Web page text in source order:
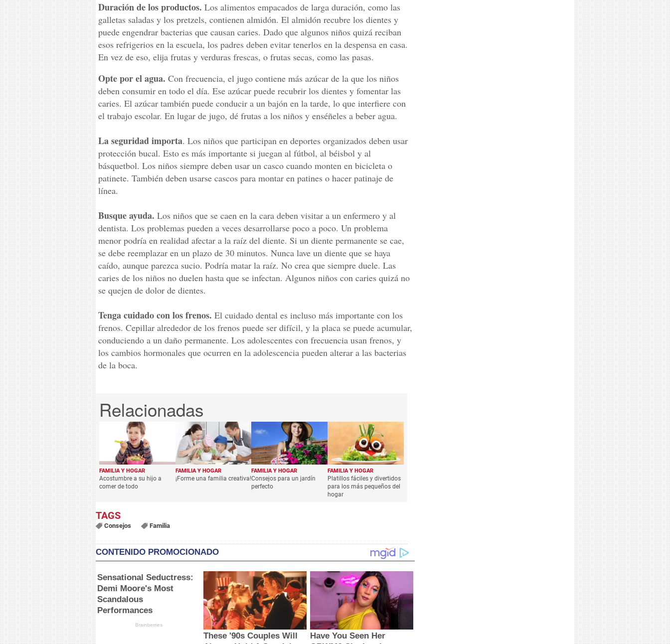
Duración de los productos. Los alimentos empacados de larga duración, como las
galletas saladas y los pretzels, contienen almidón. El almidón recubre los dientes y
puede engendrar bacterias que causan caries. Dado que algunos niños quizá reciban
esos refrigerios en la escuela, los padres deben evitar tenerlos en la despensa en casa.
En vez de eso, elija frutas y verduras frescas, o frutas secas, como las pasas.
Opte por el agua. Con frecuencia, el jugo contiene más azúcar de la que los niños
deben consumir en todo el día. Ese azúcar puede recubrir los dientes y fomentar las
caries. El azúcar también puede conducir a un bajón en la tarde, lo que interfiere con
el trabajo escolar. En lugar de jugo, dé frutas a los niños y enséñeles a beber agua.
La seguridad importa. Los niños que participan en deportes organizados deben usar
protección bucal. Esto es más importante si juegan al fútbol, al béisbol y al
básquetbol. Los niños siempre deben usar un casco cuando monten en bicicleta o
patinete. También deben usarse cascos para montar en patines o hacer patinaje de
línea.
Busque ayuda. Los niños que se caen en la cara deben visitar a un enfermero y al
dentista. Los problemas pueden a veces desarrollarse poco a poco. Un problema
menor podría en realidad afectar a la raíz del diente. Si un diente permanente se cae,
se debe reemplazar en un plazo de 30 minutos. Nunca lave un diente que se haya
caído, aunque parezca sucio. Podría matar la raíz. No crea que siempre duele. Las
caries de los niños no duelen hasta que se infectan. Algunos niños con caries quizá no
se quejen de dolor de dientes.
Tenga cuidado con los frenos. El cuidado dental es incluso más importante con los
frenos. Cepillar alrededor de los frenos puede ser difícil, y la placa se puede acumular,
conduciendo a un daño permanente. Los adolescentes con frecuencia usan frenos, y
los cambios hormonales que ocurren en la adolescencia pueden alterar a las bacterias
de la boca.
FAMILIA Y HOGAR
Acostumbre a su hijo a
comer de todo
FAMILIA Y HOGAR
¡Forme una familia creativa!
FAMILIA Y HOGAR
Consejos para un jardín
perfecto
FAMILIA Y HOGAR
Platillos fáciles y divertidos
para los más pequeños del
hogar
Consejos Familia
CONTENIDO PROMOCIONADO
Sensational Seductress:
Demi Moore's Most
Scandalous
Performances
Brainberries
These '90s Couples Will
Have You Seen Her